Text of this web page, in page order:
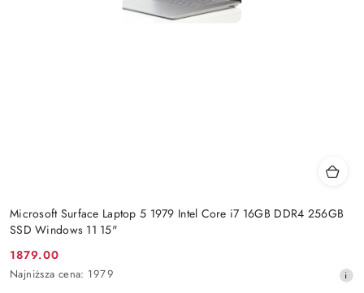
Microsoft Surface Laptop 5 1979 Intel Core i7 16GB DDR4 256GB
SSD Windows 11 15"
Cena
promocyjna:
1879.00
Najniższa
Najniższa cena: 1979